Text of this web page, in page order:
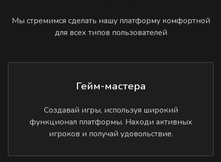
Мы стремимся сделать нашу платформу комфортной
для всех типов пользователей
Гейм-мастера
Создавай игры, используя широкий
функционал платформы. Находи активных
игроков и получай удовольствие.